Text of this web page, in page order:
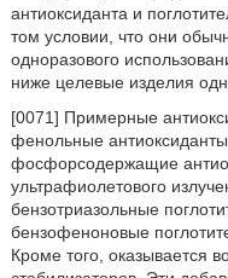
антиоксиданта и
том условии, что они
одноразового
ниже целевые изделия
[0071] Примерные
фенольные
фосфорсодержащие
ультрафиолетового
бензотриазольные
бензофеноновые
Кроме того, оказывается